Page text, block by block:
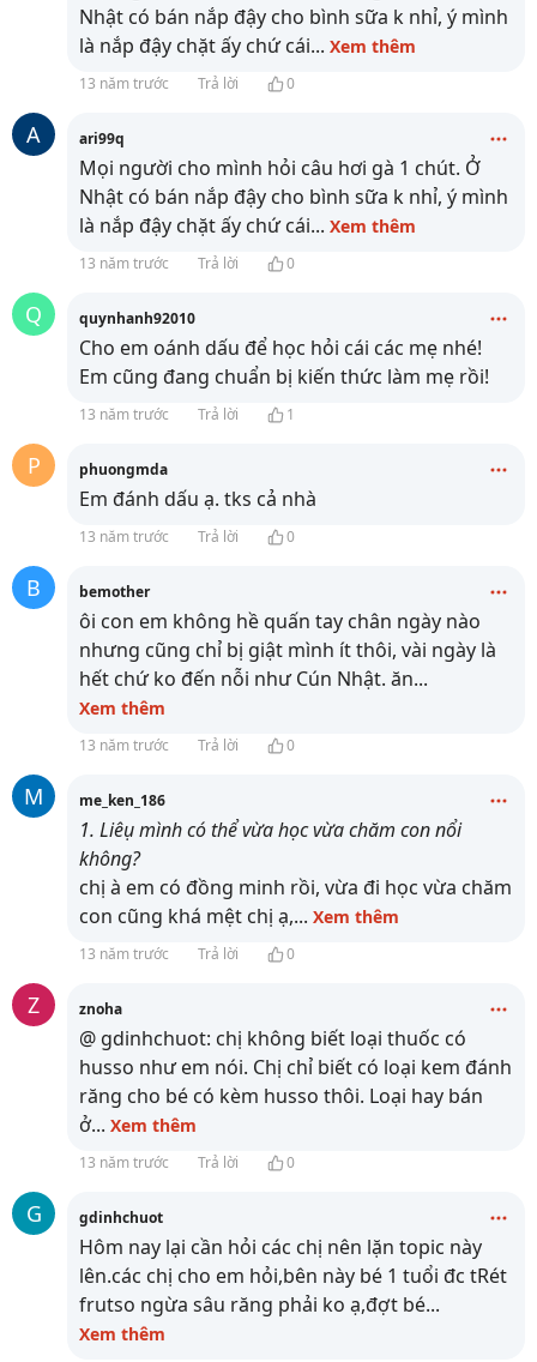
Nhật có bán nắp đậy cho bình sữa k nhỉ, ý mình
là nắp đậy chặt ấy chứ cái... Xem thêm
13 năm trước Trả lời 0
A ari99q
Mọi người cho mình hỏi câu hơi gà 1 chút. Ở
Nhật có bán nắp đậy cho bình sữa k nhỉ, ý mình
là nắp đậy chặt ấy chứ cái... Xem thêm
13 năm trước Trả lời 0
Q quynhanh92010
Cho em oánh dấu để học hỏi cái các mẹ nhé!
Em cũng đang chuẩn bị kiến thức làm mẹ rồi!
13 năm trước Trả lời 1
P phuongmda
Em đánh dấu ạ. tks cả nhà
13 năm trước Trả lời 0
B bemother
ôi con em không hề quấn tay chân ngày nào
nhưng cũng chỉ bị giật mình ít thôi, vài ngày là
hết chứ ko đến nỗi như Cún Nhật. ăn...
Xem thêm
13 năm trước Trả lời 0
M me_ken_186
1. Liêụ mình có thể vừa học vừa chăm con nổi
không?
chị à em có đồng minh rồi, vừa đi học vừa chăm
con cũng khá mệt chị ạ,... Xem thêm
13 năm trước Trả lời 0
Z znoha
@ gdinhchuot: chị không biết loại thuốc có
husso như em nói. Chị chỉ biết có loại kem đánh
răng cho bé có kèm husso thôi. Loại hay bán
ở... Xem thêm
13 năm trước Trả lời 0
G gdinhchuot
Hôm nay lại cần hỏi các chị nên lặn topic này
lên.các chị cho em hỏi,bên này bé 1 tuổi đc tRét
frutso ngừa sâu răng phải ko ạ,đợt bé...
Xem thêm